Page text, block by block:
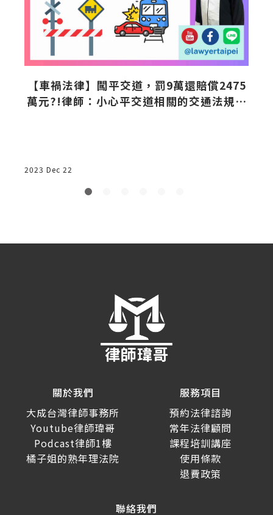
【車禍法律】闖平交道，罰9萬還賠償2475
萬元?!律師：小心平交道相關的交通法規和
2023 Dec 22
關於我們
大成台灣律師事務所
Youtube律師瑋哥
Podcast律師1樓
橘子姐的熟年理法院
服務項目
預約法律諮詢
常年法律顧問
課程培訓講座
使用條款
退費政策
聯絡我們